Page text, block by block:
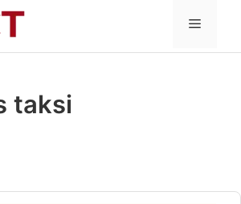
MENÜ
taksi